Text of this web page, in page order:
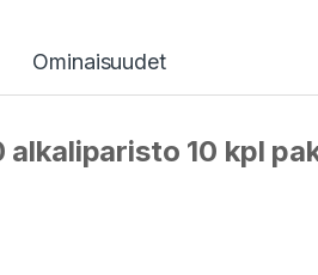
Ominaisuudet
alkaliparisto 10 kpl